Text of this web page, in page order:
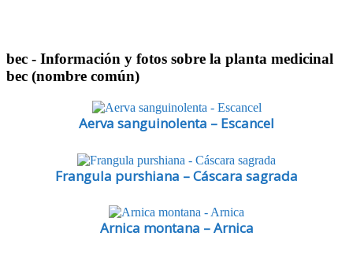
bec - Información y fotos sobre la planta medicinal
bec (nombre común)
Aerva sanguinolenta – Escancel
Frangula purshiana – Cáscara sagrada
Arnica montana – Arnica